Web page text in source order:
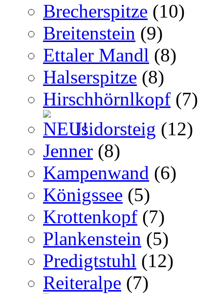
Brecherspitze (10)
Breitenstein (9)
Ettaler Mandl (8)
Halserspitze (8)
Hirschhörnlkopf (7)
Isidorsteig (12)
Jenner (8)
Kampenwand (6)
Königssee (5)
Krottenkopf (7)
Plankenstein (5)
Predigtstuhl (12)
Reiteralpe (7)